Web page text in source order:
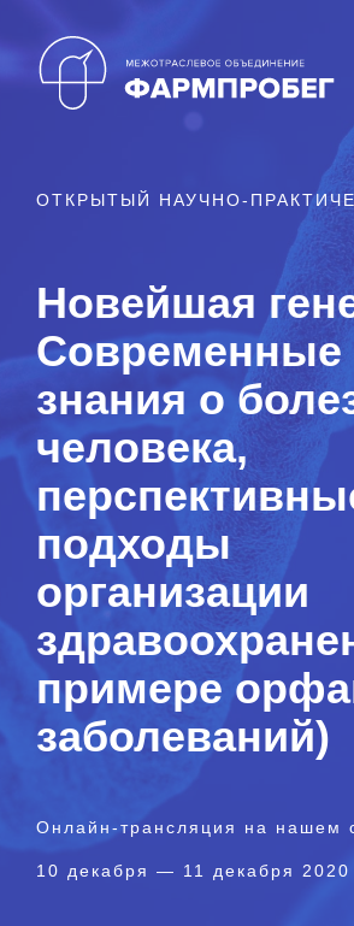
ОТКРЫТЫЙ НАУЧНО-
Новейшая
Современные
знания о
человека,
подходы
организации
примере
заболеваний)
Онлайн-трансляция на нашем
10 декабря — 11 декабря 2020